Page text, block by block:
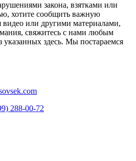
закона, взятками или
хотите сообщить важную
или другими материалами,
свяжитесь с нами любым
здесь. Мы постараемся
288-00-72